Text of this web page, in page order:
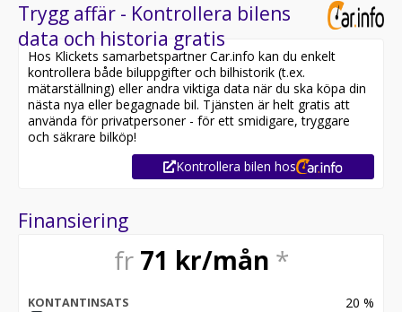
Trygg affär - Kontrollera bilens
data och historia gratis
Hos Klickets samarbetspartner Car.info kan du enkelt
kontrollera både biluppgifter och bilhistorik (t.ex.
mätarställning) eller andra viktiga data när du ska köpa din
nästa nya eller begagnade bil. Tjänsten är helt gratis att
använda för privatpersoner - för ett smidigare, tryggare
och säkrare bilköp!
Kontrollera bilen hos
Finansiering
fr 71 kr/mån *
KONTANTINSATS 20 %